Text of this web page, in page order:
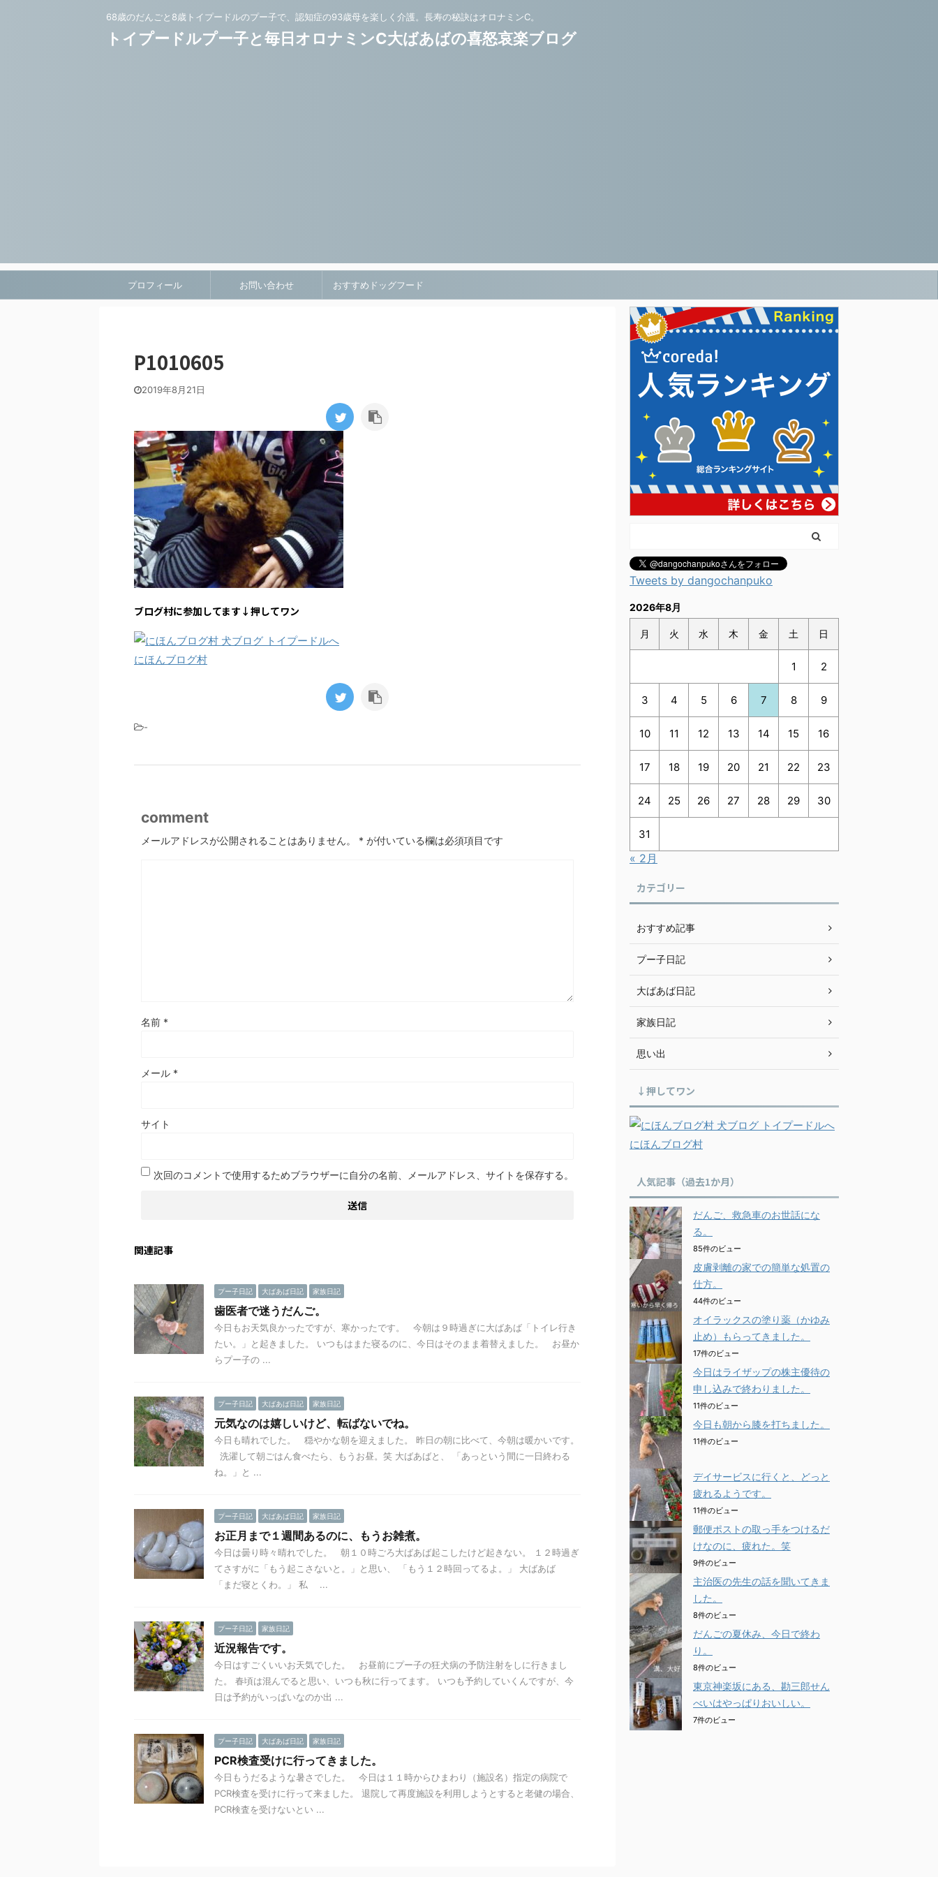
68歳のだんごと8歳トイプードルのプー子で、認知症の93歳母を楽しく介護。長寿の秘訣はオロナミンC。
トイプードルプー子と毎日オロナミンC大ばあばの喜怒哀楽ブログ
プロフィール お問い合わせ おすすめドッグフード
P1010605
2019年8月21日
ブログ村に参加してます↓押してワン
にほんブログ村
-
comment
メールアドレスが公開されることはありません。 * が付いている欄は必須項目です
名前 *
メール *
サイト
次回のコメントで使用するためブラウザーに自分の名前、メールアドレス、サイトを保存する。
関連記事
プー子日記 大ばあば日記 家族日記
歯医者で迷うだんご。
今日もお天気良かったですが、寒かったです。 今朝は９時過ぎに大ばあば「トイレ行き
たい。」と起きました。 いつもはまた寝るのに、今日はそのまま着替えました。 お昼か
らプー子の ...
プー子日記 大ばあば日記 家族日記
元気なのは嬉しいけど、転ばないでね。
今日も晴れでした。 穏やかな朝を迎えました。 昨日の朝に比べて、今朝は暖かいです。
洗濯して朝ごはん食べたら、もうお昼。笑 大ばあばと、 「あっという間に一日終わる
ね。」と ...
プー子日記 大ばあば日記 家族日記
お正月まで１週間あるのに、もうお雑煮。
今日は曇り時々晴れでした。 朝１０時ごろ大ばあば起こしたけど起きない。 １２時過ぎ
てさすがに「もう起こさないと。」と思い、 「もう１２時回ってるよ。」 大ばあば
「まだ寝とくわ。」 私 ...
プー子日記 家族日記
近況報告です。
今日はすごくいいお天気でした。 お昼前にプー子の狂犬病の予防注射をしに行きまし
た。 春頃は混んでると思い、いつも秋に行ってます。 いつも予約していくんですが、今
日は予約がいっぱいなのか出 ...
プー子日記 大ばあば日記 家族日記
PCR検査受けに行ってきました。
今日もうだるような暑さでした。 今日は１１時からひまわり（施設名）指定の病院で
PCR検査を受けに行って来ました。 退院して再度施設を利用しようとすると老健の場合、
PCR検査を受けないとい ...
Tweets by dangochanpuko
2026年8月
月 火 水 木 金 土 日
1 2
3 4 5 6 7 8 9
10 11 12 13 14 15 16
17 18 19 20 21 22 23
24 25 26 27 28 29 30
31
« 2月
カテゴリー
おすすめ記事
プー子日記
大ばあば日記
家族日記
思い出
↓押してワン
にほんブログ村
人気記事（過去1か月）
だんご、救急車のお世話にな
る。
85件のビュー
皮膚剥離の家での簡単な処置の
仕方。
44件のビュー
オイラックスの塗り薬（かゆみ
止め）もらってきました。
17件のビュー
今日はライザップの株主優待の
申し込みで終わりました。
11件のビュー
今日も朝から膝を打ちました。
11件のビュー
デイサービスに行くと、どっと
疲れるようです。
11件のビュー
郵便ポストの取っ手をつけるだ
けなのに、疲れた。笑
9件のビュー
主治医の先生の話を聞いてきま
した。
8件のビュー
だんごの夏休み、今日で終わ
り。
8件のビュー
東京神楽坂にある、勘三郎せん
べいはやっぱりおいしい。
7件のビュー